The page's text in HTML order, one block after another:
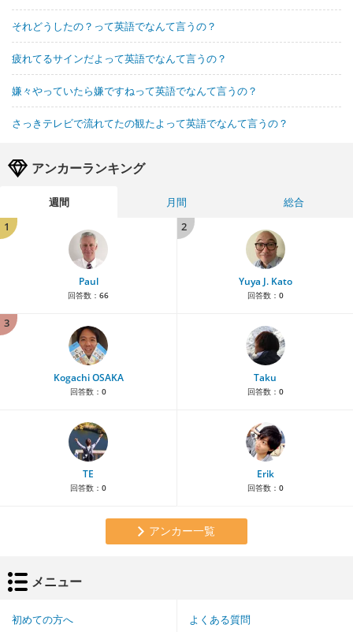
それどうしたの？って英語でなんて言うの？
疲れてるサインだよって英語でなんて言うの？
嫌々やっていたら嫌ですねって英語でなんて言うの？
さっきテレビで流れてたの観たよって英語でなんて言うの？
アンカーランキング
週間 月間
総合
1
Paul
回答数： 66
2
Yuya J. Kato
回答数： 0
3
Kogachi OSAKA
回答数： 0
Taku
回答数： 0
TE
回答数： 0
Erik
回答数： 0
アンカー一覧
メニュー
初めての方へ よくある質問